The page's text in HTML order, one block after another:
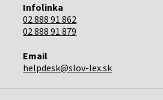
Infolinka
02 888 91 862
02 888 91 879
Email
helpdesk@slov-lex.sk